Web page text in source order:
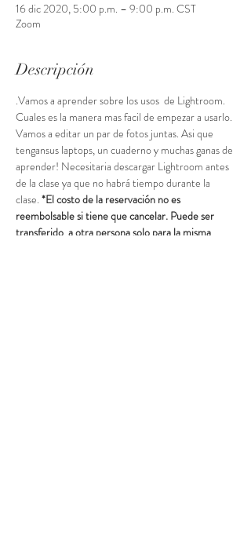
16 dic 2020, 5:00 p.m. – 9:00 p.m. CST
Zoom
Descripción
.Vamos a aprender sobre los usos  de Lightroom.
Cuales es la manera mas facil de empezar a usarlo.
Vamos a editar un par de fotos juntas. Asi que
tengansus laptops, un cuaderno y muchas ganas de
aprender! Necesitaria descargar Lightroom antes
de la clase ya que no habrá tiempo durante la
clase. *El costo de la reservación no es
reembolsable si tiene que cancelar. Puede ser
transferido  a otra persona solo para la misma